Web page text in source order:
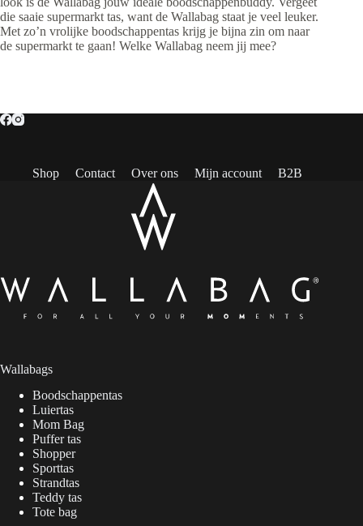
die saaie supermarkt tas, want de Wallabag staat je veel leuker.
Met zo’n vrolijke boodschappentas krijg je bijna zin om naar
de supermarkt te gaan! Welke Wallabag neem jij mee?
Shop Contact Over ons Mijn account B2B
Wallabags
Boodschappentas
Luiertas
Mom Bag
Puffer tas
Shopper
Sporttas
Strandtas
Teddy tas
Tote bag